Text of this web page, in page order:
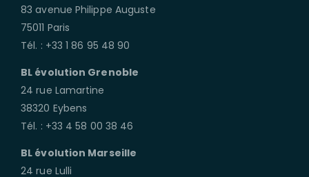
83 avenue Philippe Auguste
75011 Paris
Tél. : +33 1 86 95 48 90
BL évolution Grenoble
24 rue Lamartine
38320 Eybens
Tél. : +33 4 58 00 38 46
BL évolution Marseille
24 rue Lulli